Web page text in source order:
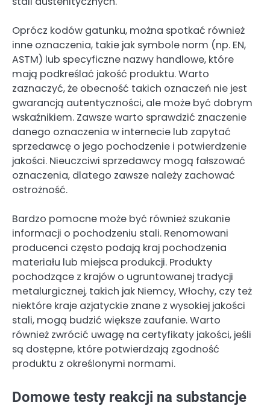
Oprócz kodów gatunku, można spotkać również
inne oznaczenia, takie jak symbole norm (np. EN,
ASTM) lub specyficzne nazwy handlowe, które
mają podkreślać jakość produktu. Warto
zaznaczyć, że obecność takich oznaczeń nie jest
gwarancją autentyczności, ale może być dobrym
wskaźnikiem. Zawsze warto sprawdzić znaczenie
danego oznaczenia w internecie lub zapytać
sprzedawcę o jego pochodzenie i potwierdzenie
jakości. Nieuczciwi sprzedawcy mogą fałszować
oznaczenia, dlatego zawsze należy zachować
ostrożność.
Bardzo pomocne może być również szukanie
informacji o pochodzeniu stali. Renomowani
producenci często podają kraj pochodzenia
materiału lub miejsca produkcji. Produkty
pochodzące z krajów o ugruntowanej tradycji
metalurgicznej, takich jak Niemcy, Włochy, czy też
niektóre kraje azjatyckie znane z wysokiej jakości
stali, mogą budzić większe zaufanie. Warto
również zwrócić uwagę na certyfikaty jakości, jeśli
są dostępne, które potwierdzają zgodność
produktu z określonymi normami.
Domowe testy reakcji na substancje